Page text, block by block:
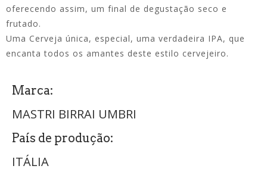
oferecendo assim, um final de degustação seco e
frutado.
Uma Cerveja única, especial, uma verdadeira IPA, que
encanta todos os amantes deste estilo cervejeiro.
Marca:
MASTRI BIRRAI UMBRI
País de produção:
ITÁLIA